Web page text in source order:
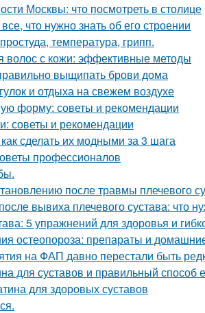
Москвы: что посмотреть в столице
что нужно знать об его строении
температура, грипп.
волос с кожи: эффективные методы
выщипать брови дома
и отдыха на свежем воздухе
форму: советы и рекомендации
советы и рекомендации
сделать их модными за 3 шага
профессионалов
после травмы плечевого
вывиха плечевого сустава: что
5 упражнений для здоровья и
остеопороза: препараты и
на ФАП давно перестали быть
для суставов и правильный способ
для здоровых суставов